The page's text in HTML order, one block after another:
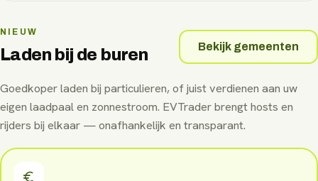
NIEUW
Laden bij de buren Bekijk gemeenten
Goedkoper laden bij particulieren, of juist verdienen aan uw
eigen laadpaal en zonnestroom. EVTrader brengt hosts en
rijders bij elkaar — onafhankelijk en transparant.